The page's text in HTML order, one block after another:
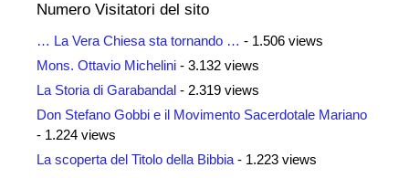
Numero Visitatori del sito
… La Vera Chiesa sta tornando … - 1.506 views
Mons. Ottavio Michelini - 3.132 views
La Storia di Garabandal - 2.319 views
Don Stefano Gobbi e il Movimento Sacerdotale Mariano
- 1.224 views
La scoperta del Titolo della Bibbia - 1.223 views